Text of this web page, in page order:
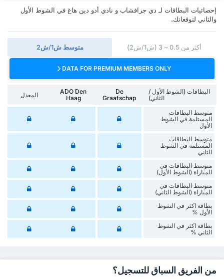
إحصائيات البطاقات لـ دي جرافشاب و نادي أدو دين هاغ في الشوط الأول
والثاني لتوقعاتك.
متوسط ش1/ش2 أكثر من 0.5 ~ 3 (ش1/ش2)
DATA FOR PREMIUM MEMBERS ONLY
البطاقات (الشوط الأول /
الثاني)
De
Graafschap
ADO Den
Haag
المعدل
متوسط البطاقات
المستلمة في الشوط
الأول
متوسط البطاقات
المستلمة في الشوط
الثاني
متوسط البطاقات في
المباراة (الشوط الأول)
متوسط البطاقات في
المباراة (الشوط الثاني)
‏بطاقة اكثر في الشوط
الأول %
‏بطاقة اكثر في الشوط
‏الثاني %
من الفريق السباق للتسجيل؟